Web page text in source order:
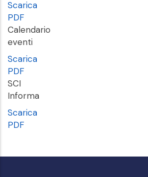
Scarica
PDF
Calendario
eventi
Scarica
PDF
SCI
Informa
Scarica
PDF